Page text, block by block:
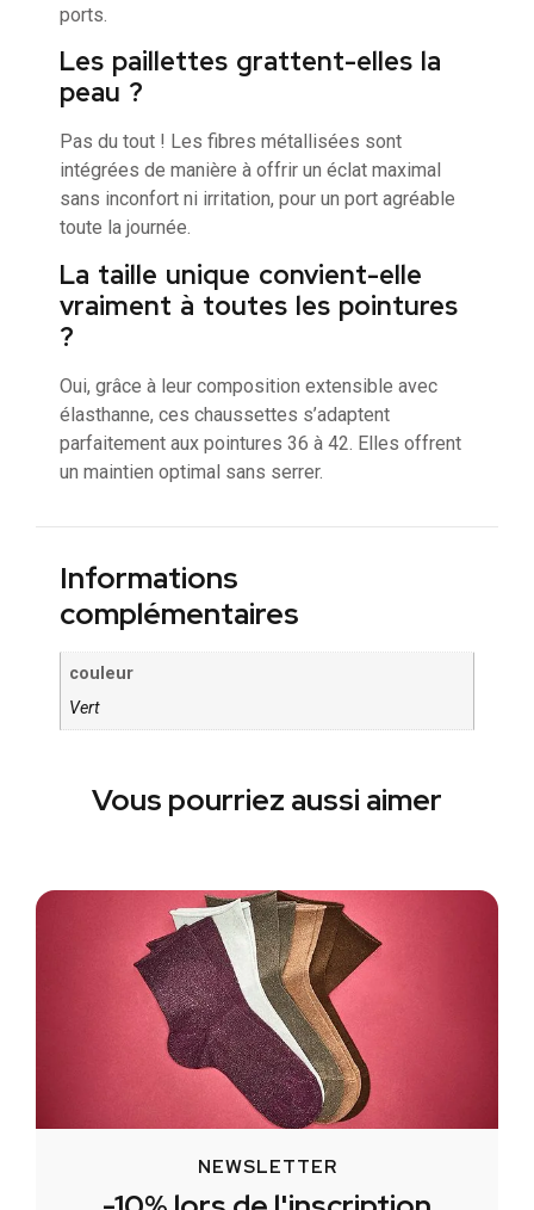
ports.
Les paillettes grattent-elles la
peau ?
Pas du tout ! Les fibres métallisées sont
intégrées de manière à offrir un éclat maximal
sans inconfort ni irritation, pour un port agréable
toute la journée.
La taille unique convient-elle
vraiment à toutes les pointures
?
Oui, grâce à leur composition extensible avec
élasthanne, ces chaussettes s’adaptent
parfaitement aux pointures 36 à 42. Elles offrent
un maintien optimal sans serrer.
Informations
complémentaires
couleur
Vert
Vous pourriez aussi aimer
NEWSLETTER